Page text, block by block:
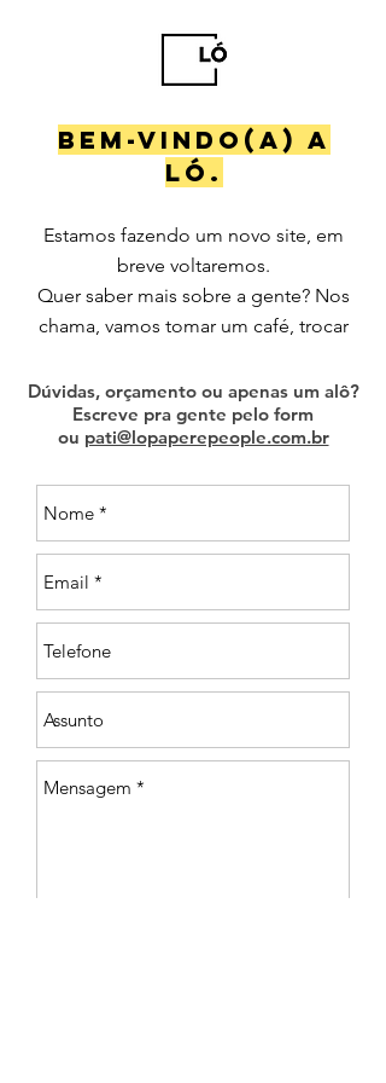
Bem-vindo(a) a
ló.
Estamos fazendo um novo site, em
breve voltaremos.
Quer saber mais sobre a gente? Nos
chama, vamos tomar um café, trocar
Dúvidas, orçamento ou apenas um alô?
Escreve pra gente pelo form
ou pati@lopaperepeople.com.br